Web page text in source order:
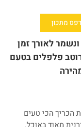
מתכון
לאורך זמן
פלפלים בטעם
הכריך הכי טעים